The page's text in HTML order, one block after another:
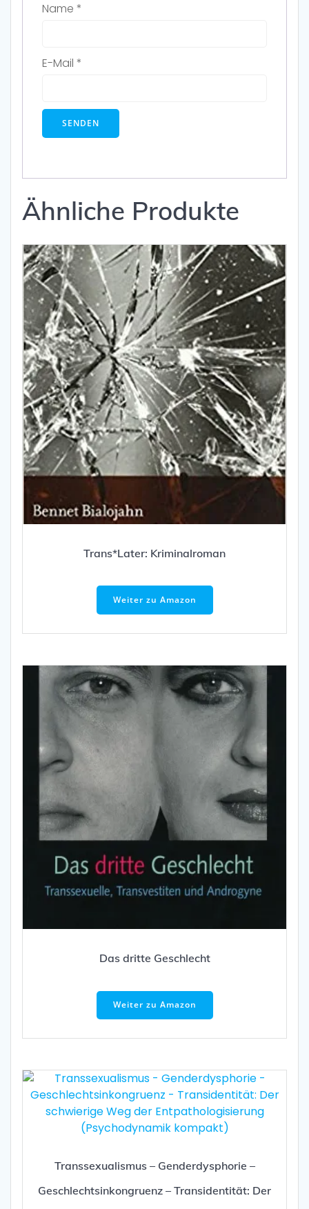
Name *
E-Mail *
Ähnliche Produkte
Trans*Later: Kriminalroman
Weiter zu Amazon
Das dritte Geschlecht
Weiter zu Amazon
Transsexualismus – Genderdysphorie –
Geschlechtsinkongruenz – Transidentität: Der